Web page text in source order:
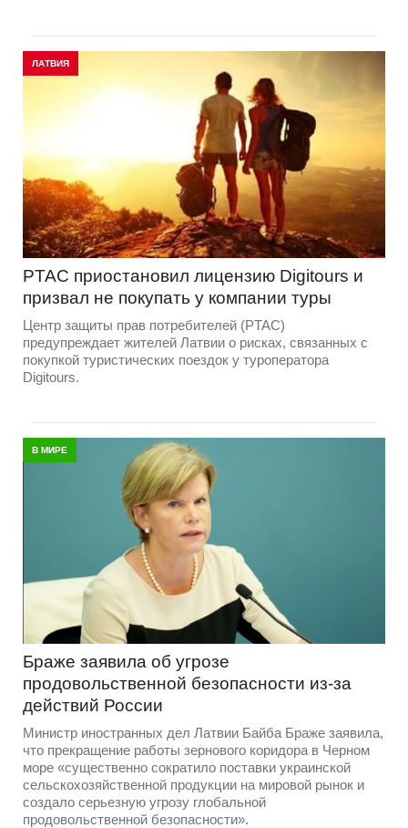
ЛАТВИЯ
PTAC приостановил лицензию Digitours и
призвал не покупать у компании туры
Центр защиты прав потребителей (PTAC)
предупреждает жителей Латвии о рисках, связанных с
покупкой туристических поездок у туроператора
Digitours.
В МИРЕ
Браже заявила об угрозе
продовольственной безопасности из-за
действий России
Министр иностранных дел Латвии Байба Браже заявила,
что прекращение работы зернового коридора в Черном
море «существенно сократило поставки украинской
сельскохозяйственной продукции на мировой рынок и
создало серьезную угрозу глобальной
продовольственной безопасности».